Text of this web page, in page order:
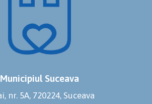
Municipiul Suceava
nr. 5A, 720224, Suceava